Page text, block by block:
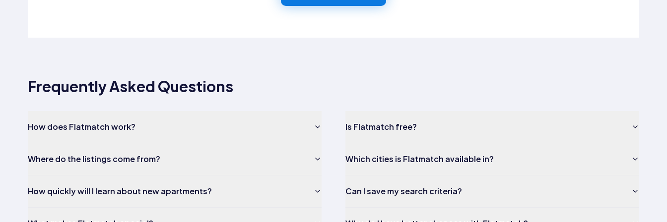
Frequently Asked Questions
How does Flatmatch work? Is Flatmatch free?
Where do the listings come from? Which cities is Flatmatch available in?
How quickly will I learn about new apartments? Can I save my search criteria?